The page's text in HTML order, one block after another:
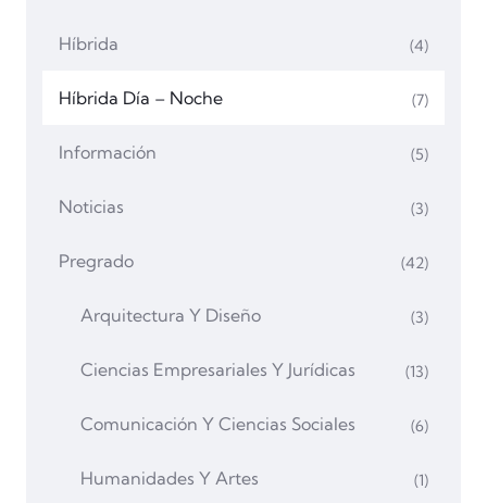
Híbrida (4)
Híbrida Día – Noche (7)
Información (5)
Noticias (3)
Pregrado (42)
Arquitectura Y Diseño (3)
Ciencias Empresariales Y Jurídicas (13)
Comunicación Y Ciencias Sociales (6)
Humanidades Y Artes (1)